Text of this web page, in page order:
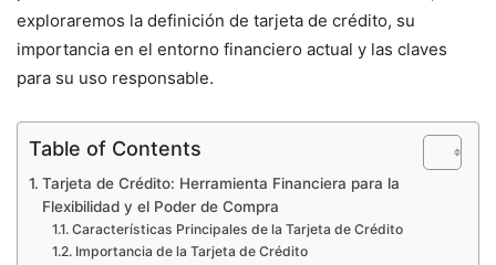
exploraremos la definición de tarjeta de crédito, su
importancia en el entorno financiero actual y las claves
para su uso responsable.
Table of Contents
Tarjeta de Crédito: Herramienta Financiera para la
Flexibilidad y el Poder de Compra
Características Principales de la Tarjeta de Crédito
Importancia de la Tarjeta de Crédito